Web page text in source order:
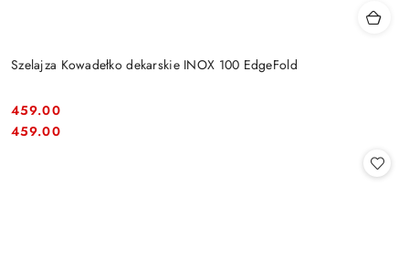
Szelajza Kowadełko dekarskie INOX 100 EdgeFold
Cena:
459.00
Cena:
459.00